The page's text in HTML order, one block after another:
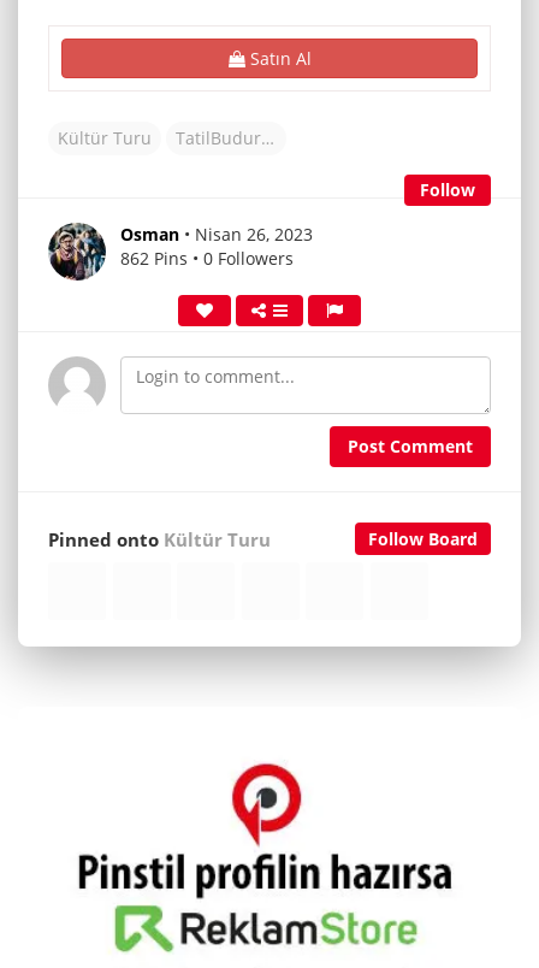
Satın Al
Kültür Turu TatilBudur Tur
Follow
Osman • Nisan 26, 2023
862 Pins • 0 Followers
Post Comment
Follow Board
Pinned onto Kültür Turu